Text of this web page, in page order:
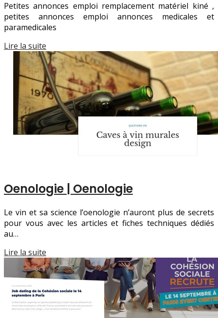
Petites annonces emploi remplacement matériel kiné ,
petites annonces emploi annonces medicales et
paramedicales
Lire la suite
Oenologie | Oenologie
Le vin et sa science l’oenologie n’auront plus de secrets
pour vous avec les articles et fiches techniques dédiés
au…
Lire la suite